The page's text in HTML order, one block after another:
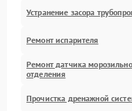
Устранение засора
Ремонт испарителя
Ремонт датчика
отделения
Прочистка дренажной